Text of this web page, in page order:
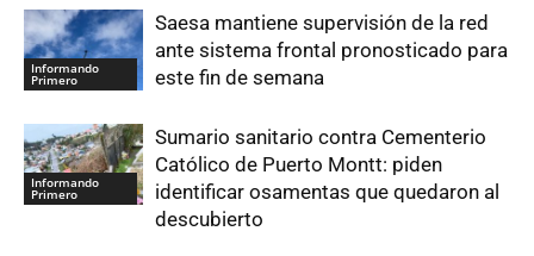
Informando
Primero
Saesa mantiene supervisión de la red
ante sistema frontal pronosticado para
este fin de semana
Informando
Primero
Sumario sanitario contra Cementerio
Católico de Puerto Montt: piden
identificar osamentas que quedaron al
descubierto